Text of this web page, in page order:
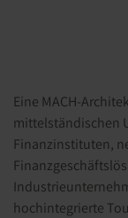
Eine MACH-
mittelständischen
Finanzinstituten,
hochintegrierte